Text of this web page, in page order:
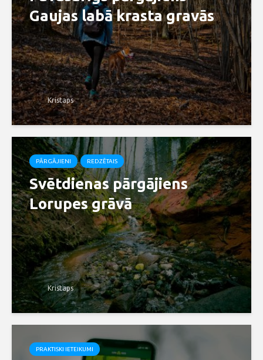
Gaujas labā krasta gravās
Kristaps
PĀRGĀJIENI REDZĒTAIS
Svētdienas pārgājiens
Lorupes grāvā
Kristaps
PRAKTISKI IETEIKUMI